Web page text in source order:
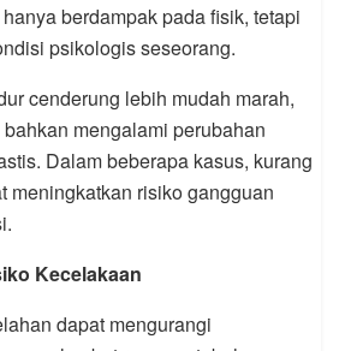
berdampak pada fisik, tetapi
psikologis seseorang.
cenderung lebih mudah marah,
mengalami perubahan
Dalam beberapa kasus, kurang
meningkatkan risiko gangguan
Kecelakaan
dapat mengurangi